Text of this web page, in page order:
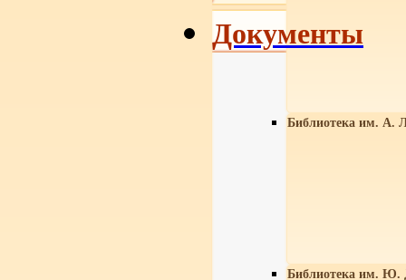
Библиотека им. А.
Библиотека им. Ю.
Документы